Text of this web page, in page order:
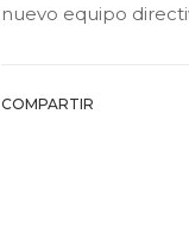
nuevo equipo
COMPARTIR